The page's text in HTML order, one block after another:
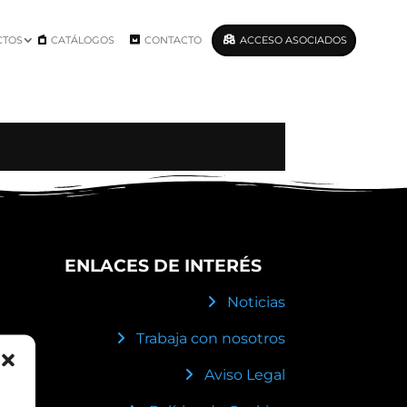
CATÁLOGOS CONTACTO ACCESO ASOCIADOS
ENLACES DE INTERÉS
Noticias
Trabaja con nosotros
Aviso Legal